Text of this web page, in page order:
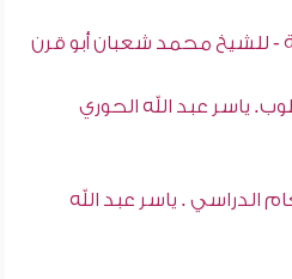
- للشيخ محمد شعبان أبو قرن
ياسر عبد الله الحوري
الدراسي . ياسر عبد الله